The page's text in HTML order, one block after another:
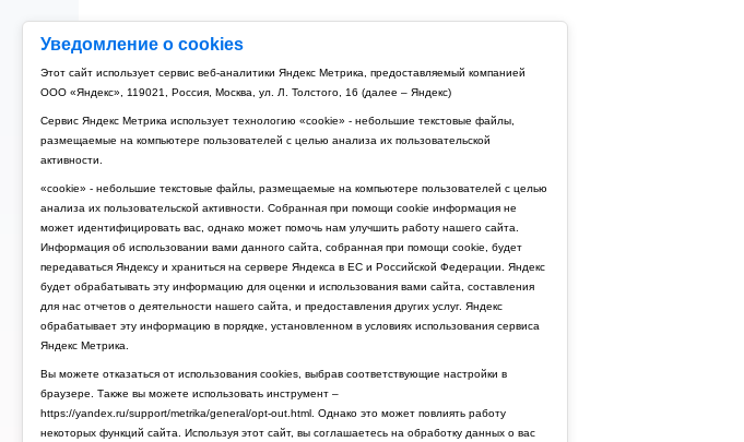
Уведомление о cookies
Этот сайт использует сервис веб-аналитики Яндекс Метрика, предоставляемый компанией
ООО «Яндекс», 119021, Россия, Москва, ул. Л. Толстого, 16 (далее – Яндекс)
Сервис Яндекс Метрика использует технологию «cookie» - небольшие текстовые файлы,
размещаемые на компьютере пользователей с целью анализа их пользовательской
активности.
«cookie» - небольшие текстовые файлы, размещаемые на компьютере пользователей с целью
анализа их пользовательской активности. Собранная при помощи cookie информация не
может идентифицировать вас, однако может помочь нам улучшить работу нашего сайта.
Информация об использовании вами данного сайта, собранная при помощи cookie, будет
передаваться Яндексу и храниться на сервере Яндекса в ЕС и Российской Федерации. Яндекс
будет обрабатывать эту информацию для оценки и использования вами сайта, составления
для нас отчетов о деятельности нашего сайта, и предоставления других услуг. Яндекс
обрабатывает эту информацию в порядке, установленном в условиях использования сервиса
Яндекс Метрика.
Вы можете отказаться от использования cookies, выбрав соответствующие настройки в
браузере. Также вы можете использовать инструмент –
https://yandex.ru/support/metrika/general/opt-out.html. Однако это может повлиять работу
некоторых функций сайта. Используя этот сайт, вы соглашаетесь на обработку данных о вас